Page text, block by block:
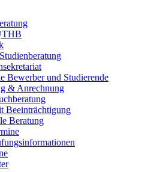
Bewerber und Studierende
& Anrechnung
Beeinträchtigung
Beratung